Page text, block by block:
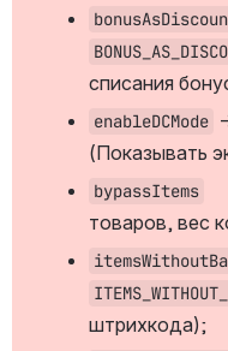
списания
enableDCMode
(Показывать
bypassItems
товаров, вес
штрихкода);